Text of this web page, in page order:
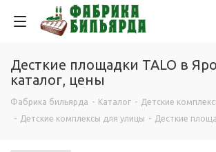
Десткие площадки TALO в
каталог, цены
Фабрика бильярда - Каталог - Детские
- Детские комплексы для улицы - Десткие